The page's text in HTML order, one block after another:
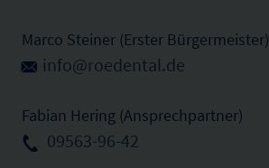
Marco Steiner (Erster Bürgermeister)
info@roedental.de
Fabian Hering (Ansprechpartner)
09563-96-42